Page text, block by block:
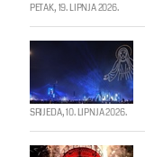
PETAK, 19. LIPNJA 2026.
SRIJEDA, 10. LIPNJA 2026.